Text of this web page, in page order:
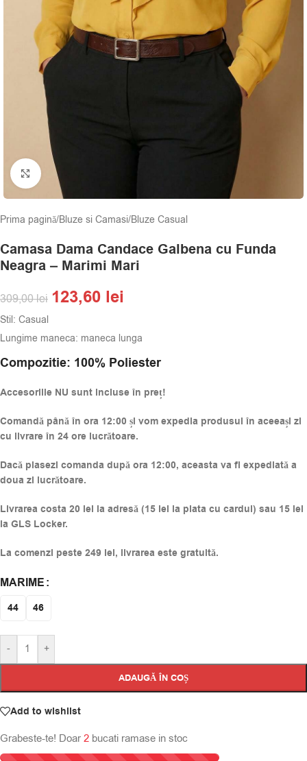
Click to enlarge
Prima pagină/Bluze si Camasi/Bluze Casual
Camasa Dama Candace Galbena cu Funda
Neagra – Marimi Mari
309,00lei 123,60 lei
Stil: Casual
Lungime maneca: maneca lunga
Compozitie: 100% Poliester
Accesoriile NU sunt incluse în preț!
Comandă până în ora 12:00 și vom expedia produsul în aceeași zi
cu livrare în 24 ore lucrătoare.
Dacă plasezi comanda după ora 12:00, aceasta va fi expediată a
doua zi lucrătoare.
Livrarea costa 20 lei la adresă (15 lei la plata cu cardul) sau 15 lei
la GLS Locker.
La comenzi peste 249 lei, livrarea este gratuită.
MARIME
44 46
- +
ADAUGĂ ÎN COȘ
Alternative:
Add to wishlist
Grabeste-te! Doar 2 bucati ramase in stoc